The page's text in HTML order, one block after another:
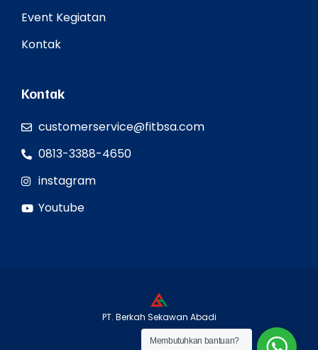
Event Kegiatan
Kontak
Kontak
customerservice@fitbsa.com
0813-3388-4650
instagram
Youtube
PT. Berkah Sekawan Abadi
Membutuhkan bantuan?